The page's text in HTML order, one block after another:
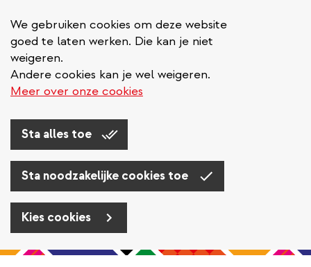
We gebruiken cookies om deze website
goed te laten werken. Die kan je niet
weigeren.
Andere cookies kan je wel weigeren.
Meer over onze cookies
Sta alles toe
Sta noodzakelijke cookies toe
Kies cookies
Overslaan